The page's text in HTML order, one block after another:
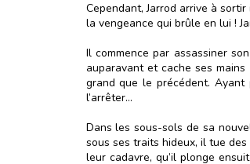
Cependant, Jarrod arrive à
la vengeance qui brûle en lui !
Il commence par assassiner
auparavant et cache ses
grand que le précédent.
l’arrêter…
Dans les sous-sols de sa
sous ses traits hideux, il tue
leur cadavre, qu’il plonge